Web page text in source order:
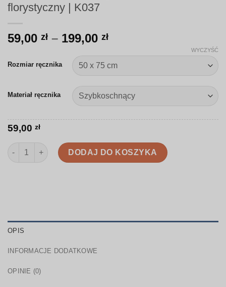
florystyczny | K037
59,00 zł – 199,00 złZakres
od
59,00 zł
do
199,00 zł
Rozmiar ręcznika
Materiał ręcznika
WYCZYŚĆ
59,00 zł
ilość Ręcznik | Lekki i elegancki wzór florystyczny | K037
DODAJ DO KOSZYKA
OPIS
INFORMACJE DODATKOWE
OPINIE (0)